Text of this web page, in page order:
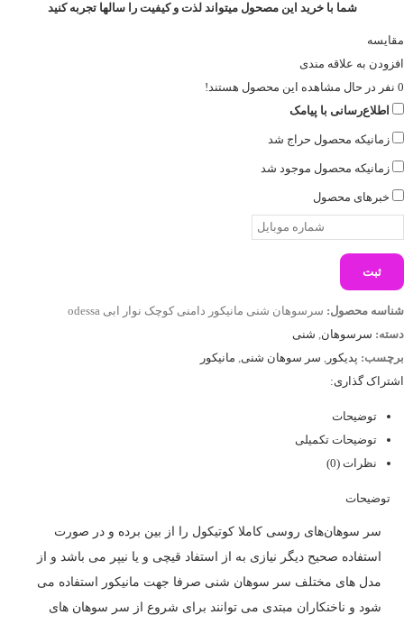
شما با خرید این مصحول میتواند لذت و کیفیت را سالها تجربه کنید
مقایسه
افزودن به علاقه مندی
0 نفر در حال مشاهده این محصول هستند!
اطلاع‌رسانی با پیامک
زمانیکه محصول حراج شد
زمانیکه محصول موجود شد
خبرهای محصول
ثبت
شناسه محصول: سرسوهان شنی مانیکور دامنی کوچک نوار ابی odessa
دسته: سرسوهان, شنی
برچسب: پدیکور , سر سوهان شنی, مانیکور
اشتراک گذاری:
توضیحات
توضیحات تکمیلی
نظرات (0)
توضیحات
سر سوهان‌های روسی کاملا کوتیکول را از بین برده و در صورت
استفاده صحیح دیگر نیازی به از استفاد قیچی و یا نیپر می باشد و از
مدل های مختلف سر سوهان شنی صرفا جهت مانیکور استفاده می
شود و ناخنکاران مبتدی می توانند برای شروع از سر سوهان های